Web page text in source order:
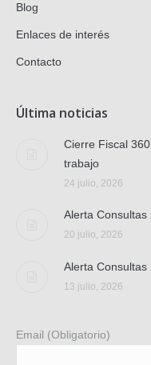
Blog
Enlaces de interés
Contacto
Última noticias
Cierre Fiscal
trabajo
24 julio, 2026
Alerta Consultas
20 julio, 2026
Alerta Consultas
13 julio, 2026
Email (Obligatorio)